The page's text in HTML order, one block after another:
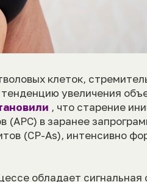
клеток,
увеличения
, что старение
(APC) в заранее
(CP-As), интенсивно
обладает сигнальная